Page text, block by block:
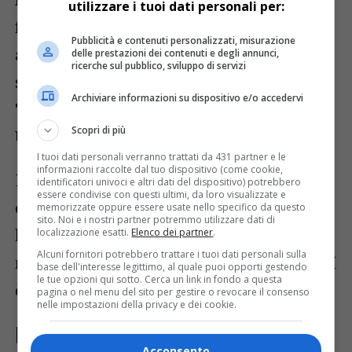
frattempo sulle linee regionali continuano
a circolare convogli più vecchi e spesso
sovraffollati, soprattutto sulle tratte
Tarvisio-Udine-Cervignano-Triestee
Udine-Trieste
I pendolari ricordano inoltre che il
contratto di servizio 2022-2031 prevedeva
l’arrivo di25 nuovi treni Rock e Blues
ma denunciano che “dei treni nuovi non vi
è traccia”.
Nodo ferroviario di Udine e
utilizzare i tuoi dati personali per:
Pubblicità e contenuti personalizzati, misurazione
delle prestazioni dei contenuti e degli annunci,
ricerche sul pubblico, sviluppo di servizi
Archiviare informazioni su dispositivo e/o accedervi
Scopri di più
I tuoi dati personali verranno trattati da 431 partner e le
informazioni raccolte dal tuo dispositivo (come cookie,
identificatori univoci e altri dati del dispositivo) potrebbero
essere condivise con questi ultimi, da loro visualizzate e
memorizzate oppure essere usate nello specifico da questo
sito. Noi e i nostri partner potremmo utilizzare dati di
localizzazione esatti. Elenco dei partner.
Alcuni fornitori potrebbero trattare i tuoi dati personali sulla
base dell'interesse legittimo, al quale puoi opporti gestendo
le tue opzioni qui sotto. Cerca un link in fondo a questa
pagina o nel menu del sito per gestire o revocare il consenso
nelle impostazioni della privacy e dei cookie.